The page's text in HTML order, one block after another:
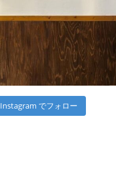
Instagram でフォロー